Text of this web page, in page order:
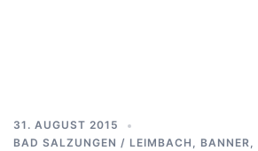
31. AUGUST 2015
BAD SALZUNGEN / LEIMBACH , BANNER,